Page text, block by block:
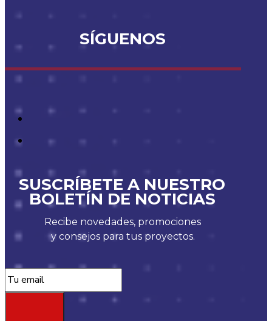
SÍGUENOS
SUSCRÍBETE A NUESTRO
BOLETÍN DE NOTICIAS
Recibe novedades, promociones
y consejos para tus proyectos.